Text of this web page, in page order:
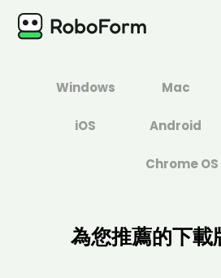
Windows Mac
iOS Android
Chrome OS
為您推薦的下載